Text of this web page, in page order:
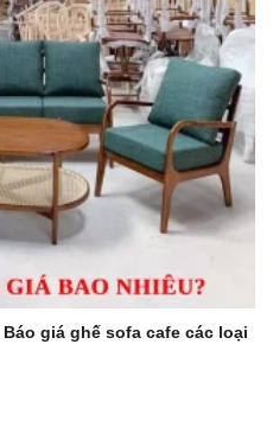
giá ghế sofa cafe các loại